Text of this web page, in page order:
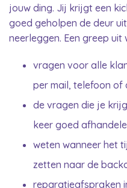
jouw ding. Jij krijgt een
goed geholpen de deur
neerleggen. Een greep
vragen voor alle
per mail, telefoon of
de vragen die je
keer goed
weten wanneer het
zetten naar de
reparatieafspraken